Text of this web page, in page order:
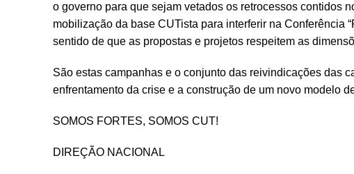
o governo para que sejam vetados os retrocessos contidos
mobilização da base CUTista para interferir na Conferência
sentido de que as propostas e projetos respeitem as
São estas campanhas e o conjunto das reivindicações das
enfrentamento da crise e a construção de um novo modelo
SOMOS FORTES, SOMOS CUT!
DIREÇÃO NACIONAL